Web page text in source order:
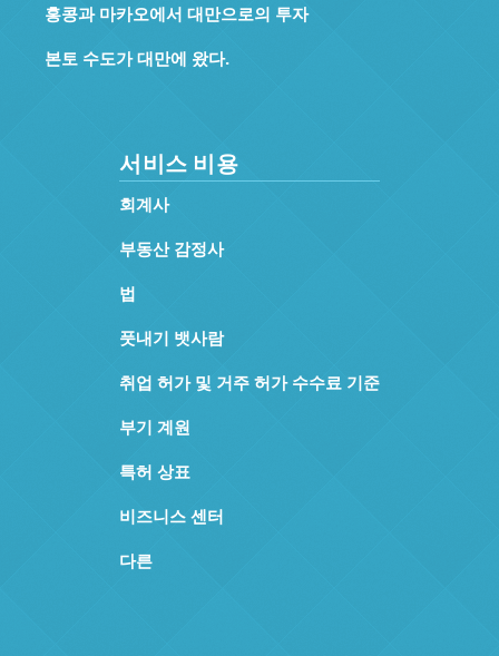
홍콩과 마카오에서 대만으로의 투자
본토 수도가 대만에 왔다.
서비스 비용
회계사
부동산 감정사
법
풋내기 뱃사람
취업 허가 및 거주 허가 수수료 기준
부기 계원
특허 상표
비즈니스 센터
다른